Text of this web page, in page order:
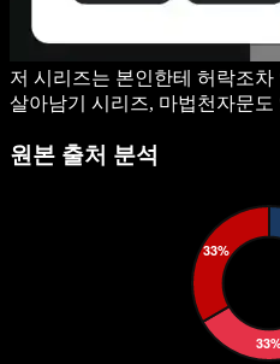
저 시리즈는 본인한테 허락조
살아남기 시리즈, 마법천자문도
원본 출처 분석